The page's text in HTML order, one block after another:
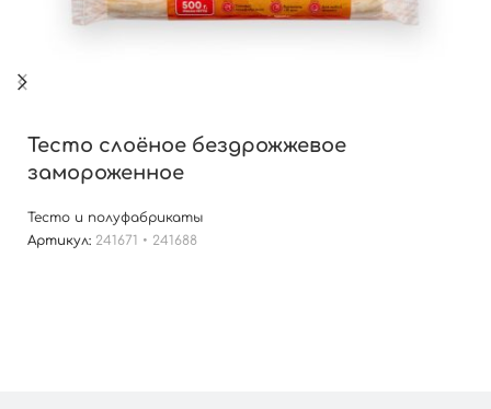
Тесто слоёное бездрожжевое
замороженное
Тесто и полуфабрикаты
Артикул: 241671 • 241688